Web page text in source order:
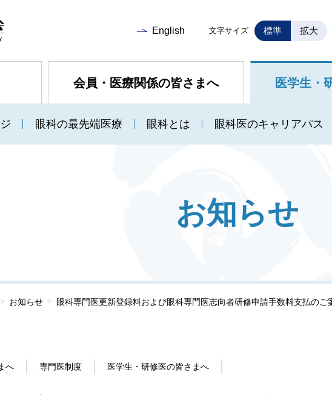
English 文字サイズ 標準 拡大
会員・医療関係の皆さまへ 医学生・
眼科の最先端医療 眼科とは 眼科医のキャリアパス
お知らせ
> お知らせ > 眼科専門医更新登録料および眼科専門医志向者研修申請手数料支払のご
へ 専門医制度 医学生・研修医の皆さまへ